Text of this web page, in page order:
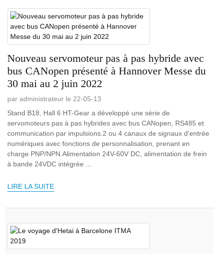
Nouveau servomoteur pas à pas hybride avec
bus CANopen présenté à Hannover Messe du
30 mai au 2 juin 2022
par administrateur le 22-05-13
Stand B18, Hall 6 HT-Gear a développé une série de
servomoteurs pas à pas hybrides avec bus CANopen, RS485 et
communication par impulsions.2 ou 4 canaux de signaux d'entrée
numériques avec fonctions de personnalisation, prenant en
charge PNP/NPN.Alimentation 24V-60V DC, alimentation de frein
à bande 24VDC intégrée ...
LIRE LA SUITE